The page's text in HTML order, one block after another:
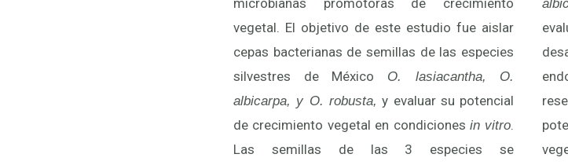
microbianas promotoras de crecimiento
vegetal. El objetivo de este estudio fue aislar
cepas bacterianas de semillas de las especies
silvestres de México O. lasiacantha, O.
albicarpa, y O. robusta, y evaluar su potencial
de crecimiento vegetal en condiciones in vitro.
Las semillas de las 3 especies se